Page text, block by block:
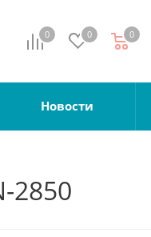
0 0 0
Новости
2850